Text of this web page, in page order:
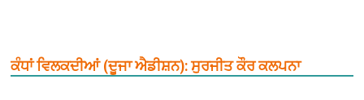
ਕੰਧਾਂ ਵਿਲਕਦੀਆਂ (ਦੂਜਾ ਐਡੀਸ਼ਨ): ਸੁਰਜੀਤ ਕੌਰ ਕਲਪਨਾ